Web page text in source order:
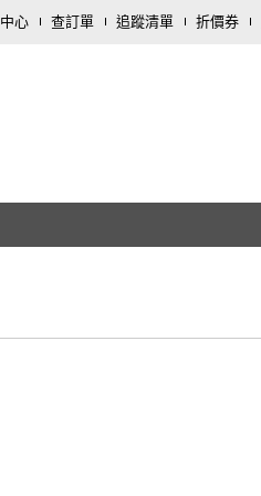
心 查訂單 追蹤清單 折價券